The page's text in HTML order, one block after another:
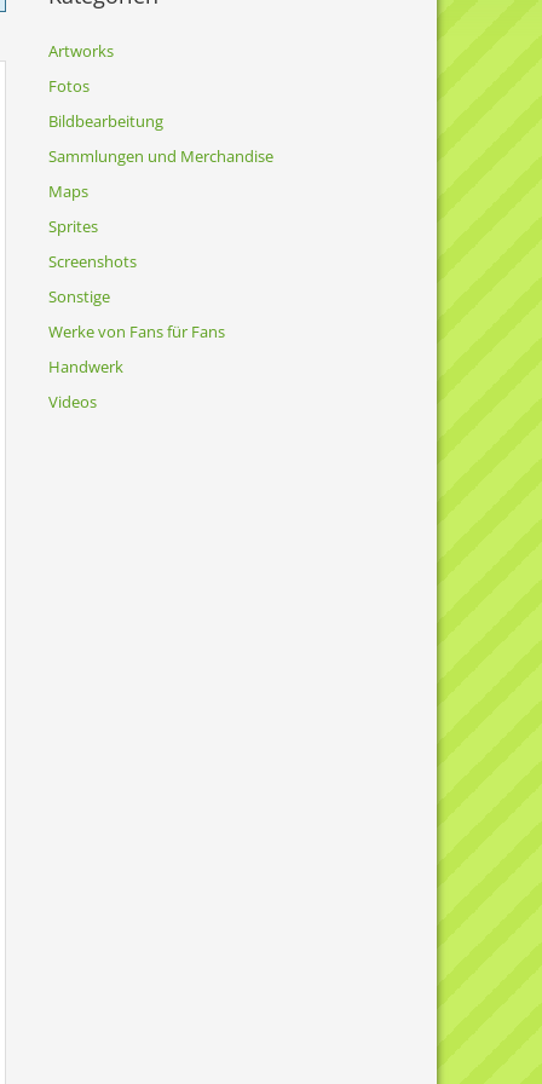
Artworks
Fotos
Bildbearbeitung
Sammlungen und Merchandise
Maps
Sprites
Screenshots
Sonstige
Werke von Fans für Fans
Handwerk
Videos